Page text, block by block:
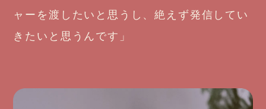
ャーを渡したいと思うし、絶えず発信してい
きたいと思うんです」